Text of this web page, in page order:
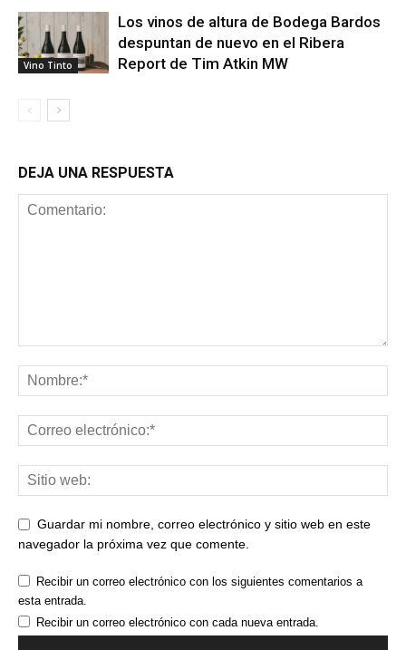
Vino Tinto
Los vinos de altura de Bodega Bardos
despuntan de nuevo en el Ribera
Report de Tim Atkin MW
DEJA UNA RESPUESTA
Guardar mi nombre, correo electrónico y sitio web en este
navegador la próxima vez que comente.
Recibir un correo electrónico con los siguientes comentarios a
esta entrada.
Recibir un correo electrónico con cada nueva entrada.